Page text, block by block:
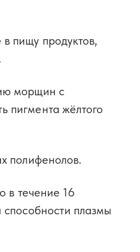
пищу продуктов,
морщин с
пигмента жёлтого
полифенолов.
в течение 16
способности плазмы